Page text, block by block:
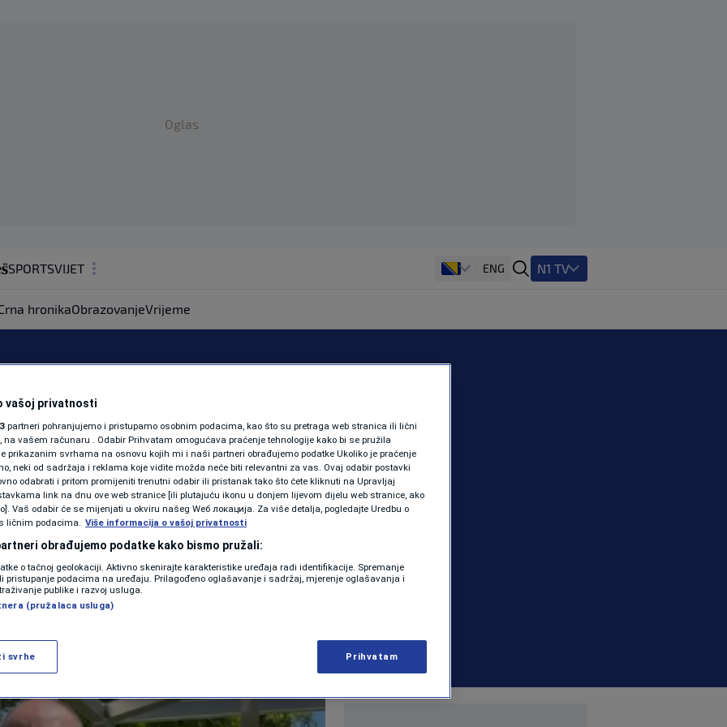
Oglas
SPORTSVIJET
ZDRAVLJE
SHOWBIZ
PODCAST
N1 SPECIJAL
FENOMENI
NEISTRAŽENO
VIRALNO
VIDEO
ENG N1 TV
hronikaObrazovanjeVrijeme
se oglasio nakon
“Vrijeme
| VIJESTI | 0 komentara
Više
vašoj privatnosti
partneri pohranjujemo i pristupamo osobnim podacima, kao što su pretraga web stranica ili lični
na vašem računaru . Odabir Prihvatam omogućava praćenje tehnologije kako bi se pružila
prikazanim svrhama na osnovu kojih mi i naši partneri obrađujemo podatke Ukoliko je praćenje
neki od sadržaja i reklama koje vidite možda neće biti relevantni za vas. Ovaj odabir postavki
odabrati i pritom promijeniti trenutni odabir ili pristanak tako što ćete kliknuti na Upravljaj
link na dnu ove web stranice [ili plutajuću ikonu u donjem lijevom dijelu web stranice, ako
Vaš odabir će se mijenjati u okviru našeg Wеб локација. Za više detalja, pogledajte Uredbu o
ličnim podacima. Više informacija o vašoj privatnosti
obrađujemo podatke kako bismo pružali:
o tačnoj geolokaciji. Aktivno skenirajte karakteristike uređaja radi identifikacije. Spremanje
pristupanje podacima na uređaju. Prilagođeno oglašavanje i sadržaj, mjerenje oglašavanja i
publike i razvoj usluga.
(pružalaca usluga)
svrhe Prihvatam